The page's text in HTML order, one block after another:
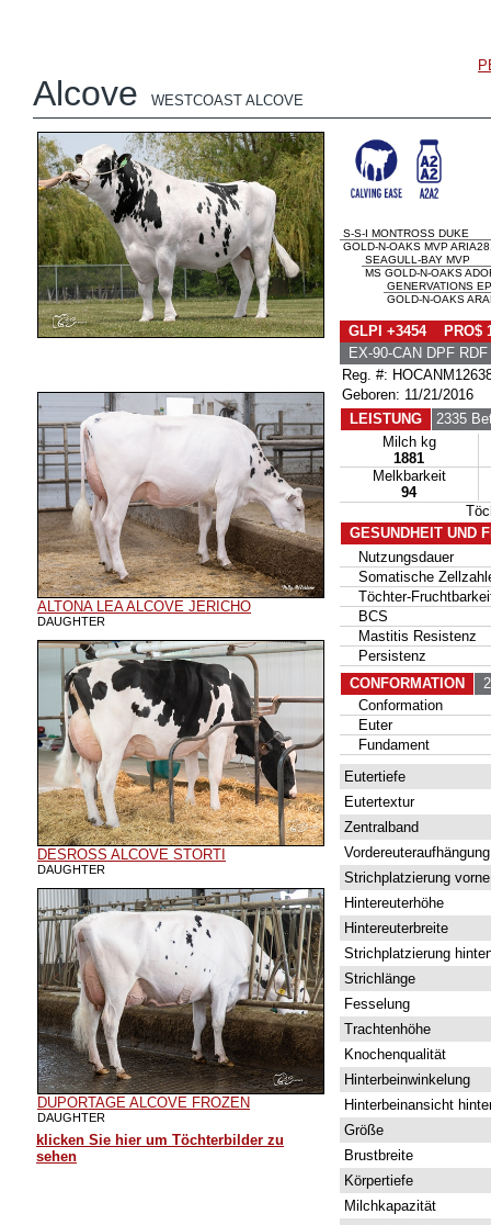
Alcove WESTCOAST ALCOVE
ALTONA LEA ALCOVE JERICHO
DAUGHTER
DESROSS ALCOVE STORTI
DAUGHTER
DUPORTAGE ALCOVE FROZEN
DAUGHTER
klicken Sie hier um Töchterbilder zu
sehen
S-S-I MONTROSS DUKE
GOLD-N-OAKS MVP
SEAGULL-BAY MVP
MS GOLD-N-OAKS
GENERVATIONS
GOLD-N-OAKS
GLPI +3454 PRO$
EX-90-CAN DPF
Reg. #:
Geboren: 11/21/2016
LEISTUNG
2335
Milch kg
1881
Melkbarkeit
94
GESUNDHEIT UND
Nutzungsdauer
Somatische
Töchter-
BCS
Mastitis Resistenz
Persistenz
CONFORMATION
Conformation
Euter
Fundament
Eutertiefe
Eutertextur
Zentralband
Vordereuteraufhängung
Strichplatzierung vorne
Hintereuterhöhe
Hintereuterbreite
Strichplatzierung
Strichlänge
Fesselung
Trachtenhöhe
Knochenqualität
Hinterbeinwinkelung
Hinterbeinansicht
Größe
Brustbreite
Körpertiefe
Milchkapazität